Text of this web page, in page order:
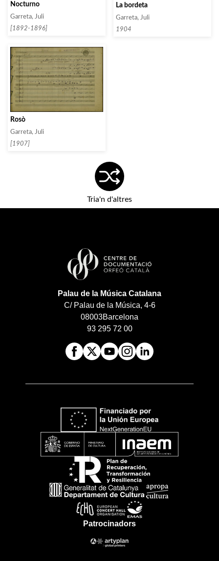
Nocturno
Garreta, Juli
[1892-1896]
La bordeta
Garreta, Juli
1904
Rosò
Garreta, Juli
[1907]
Tria'n d'altres
Palau de la Música Catalana
C/ Palau de la Música, 4-6
08003Barcelona
93 295 72 00
Patrocinadors